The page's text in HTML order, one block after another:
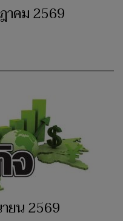
าคม 2569
ยน 2569